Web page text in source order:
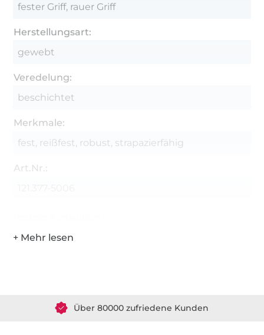
fester Griff, rauer Griff
Herstellungsart:
gewebt
Veredelung:
beschichtet
Merkmale:
fest, reißfest, robust, strapazierfähig
Art.Nr.: